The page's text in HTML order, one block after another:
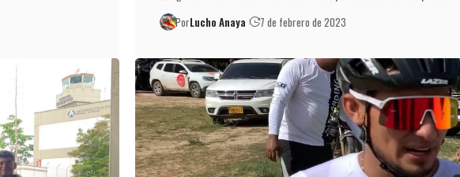
PorLucho Anaya 7 de febrero de 2023